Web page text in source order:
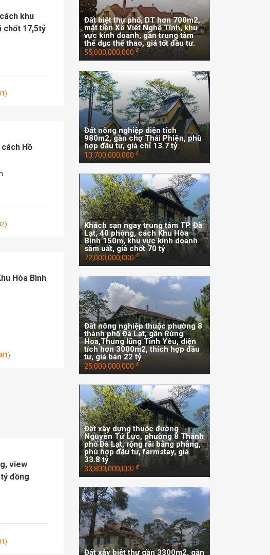
khu
chốt 17,5tỷ
Hồ
Hòa Bình
view
đồng
Đất biệt thự phố, DT hơn 700m2,
mặt tiền Xô Viết Nghệ Tĩnh, khu
vực kinh doanh, gần trung tâm
thể dục thể thao, giá tốt đầu tư.
55,000,000,000đ
Đất nông nghiệp diện tích
980m2, gần chợ Thái Phiên, phù
hợp đầu tư, giá chỉ 13.7 tỷ
13,700,000,000 đ
Khách sạn ngay trung tâm TP. Đà
Lạt, 40 phòng, cách Khu Hòa
Bình 150m, khu vực kinh doanh
sầm uất, giá chốt 70 tỷ
72,000,000,000 đ
Đất nông nghiệp thuộc phường 8
thành phố Đà Lạt, gần Rừng
Hoa,Thung lũng Tình Yêu, diện
tích hơn 3000m2, thích hợp đầu
tư, giá bán 22 tỷ
25,000,000,000 đ
Đất xây dựng thuộc đường
Nguyên Tử Lực, phường 8 Thành
phố Đà Lạt, rộng rãi bằng phẳng,
phù hợp đầu tư, farmstay, giá
33.8 tỷ
33,800,000,000 đ
Đất xây biệt thự gần 3300m2, gần